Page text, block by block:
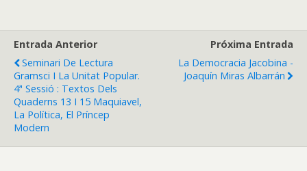
Entrada Anterior
Seminari De Lectura
Gramsci I La Unitat Popular.
4ª Sessió : Textos Dels
Quaderns 13 I 15 Maquiavel,
La Política, El Príncep
Modern
Próxima Entrada
La Democracia Jacobina -
Joaquín Miras Albarrán